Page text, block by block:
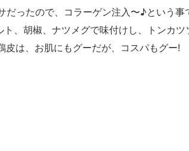
ったので、コラーゲン注入〜♪という事
、胡椒、ナツメグで味付けし、トンカツ
は、お肌にもグーだが、コスパもグー!